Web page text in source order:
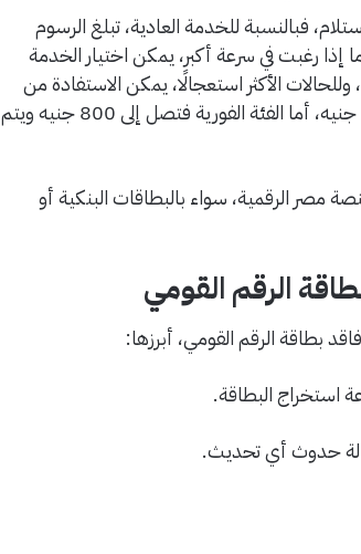
فبالنسبة للخدمة العادية، تبلغ الرسوم
نحو 15 يومًا لاستلامها، أما إذا رغبت في سرعة أكبر، يمكن اختيار الخدمة
125 جنيه تقريبًا، حيث تستغرق حوالي 3 أيام، وللحالات الأكثر استعجالًا، يمكن الاستفادة من
الخدمة الخاصة مقابل 175 جنيه أو خدمة VIP مقابل 515 جنيه، أما الفئة الفورية فتصل إلى 800 جنيه ويتم
مصر الرقمية، سواء بالبطاقات البنكية أو
الرقم القومي
بطاقة الرقم القومي، أبرزها: